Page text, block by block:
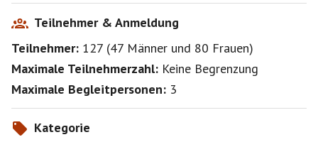
Teilnehmer & Anmeldung
Teilnehmer: 127 (47 Männer und 80 Frauen)
Maximale Teilnehmerzahl: Keine Begrenzung
Maximale Begleitpersonen: 3
Kategorie